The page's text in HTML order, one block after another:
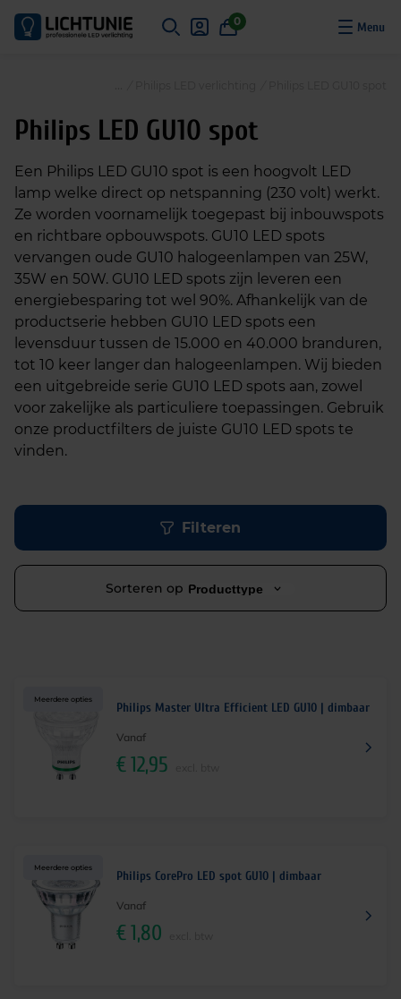
0
Philips LED GU10 spot
Een Philips LED GU10 spot is een hoogvolt LED
lamp welke direct op netspanning (230 volt) werkt.
Ze worden voornamelijk toegepast bij inbouwspots
en richtbare opbouwspots. GU10 LED spots
vervangen oude GU10 halogeenlampen van 25W,
35W en 50W. GU10 LED spots zijn leveren een
energiebesparing tot wel 90%. Afhankelijk van de
productserie hebben GU10 LED spots een
levensduur tussen de 15.000 en 40.000 branduren,
tot 10 keer langer dan halogeenlampen. Wij bieden
een uitgebreide serie GU10 LED spots aan, zowel
voor zakelijke als particuliere toepassingen. Gebruik
onze productfilters de juiste GU10 LED spots te
vinden.
Filteren
Sorteren op Producttype
Meerdere opties
Philips Master Ultra Efficient LED GU10 | dimbaar
Vanaf
€12,95
Meerdere opties
Philips CorePro LED spot GU10 | dimbaar
Vanaf
€1,80